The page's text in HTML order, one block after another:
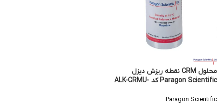
محلول CRM نقطه ریزش دیزل
Paragon Scientific کد ALK-CRMU-
Paragon Scientific